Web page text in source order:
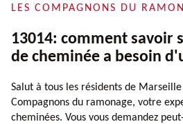
LES COMPAGNONS DU
13014: comment savoir
de cheminée a besoin
Salut à tous les résidents de
Compagnons du ramonage, votre
cheminées. Vous vous demandez